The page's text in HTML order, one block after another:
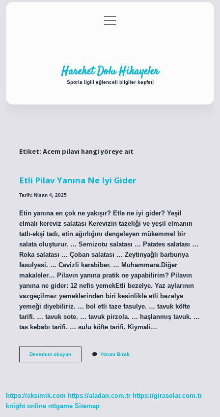
Gizlilik Politikası
menüyü
aç
Hareket Dolu Hikayeler
Sporla ilgili eğlenceli bilgiler keşfet!
Etiket: Acem pilavı hangi yöreye ait
Etli Pilav Yanına Ne Iyi Gider
Tarih: Nisan 4, 2025
Etin yanına en çok ne yakışır? Etle ne iyi gider? Yeşil
elmalı kereviz salatası Kerevizin tazeliği ve yeşil elmanın
tatlı-ekşi tadı, etin ağırlığını dengeleyen mükemmel bir
salata oluşturur. … Semizotu salatası … Patates salatası …
Roka salatası … Çoban salatası … Zeytinyağlı barbunya
fasulyesi. … Cevizli karabiber. … Muhammara.Diğer
makaleler… Pilavın yanına pratik ne yapabilirim? Pilavın
yanına ne gider: 12 nefis yemekEtli bezelye. Yaz aylarının
vazgeçilmez yemeklerinden biri kesinlikle etli bezelye
yemeği diyebiliriz. … bol etli taze fasulye. … tavuk köfte
tarifi. … tavuk sote. … tavuk pirzola. … haşlanmış tavuk. …
tas kebabı tarifi. … sulu köfte tarifi. Kiymali…
Devamını okuyunEtli
Yorum Bırak
https://eksimik.com https://aladan.com.tr https://girasolar.com.tr
knight online nttgame Sitemap